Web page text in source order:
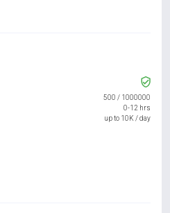
500 / 1000000
0-12 hrs
up to 10K / day